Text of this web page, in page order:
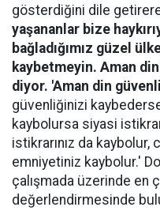
gösterdiğini dile
yaşananlar bize
bağladığımız güzel
kaybetmeyin. Aman
diyor. 'Aman din
güvenliğinizi
kaybolursa siyasi
istikrarınız da kaybolur,
emniyetiniz kaybolur.'
çalışmada üzerinde en
değerlendirmesinde